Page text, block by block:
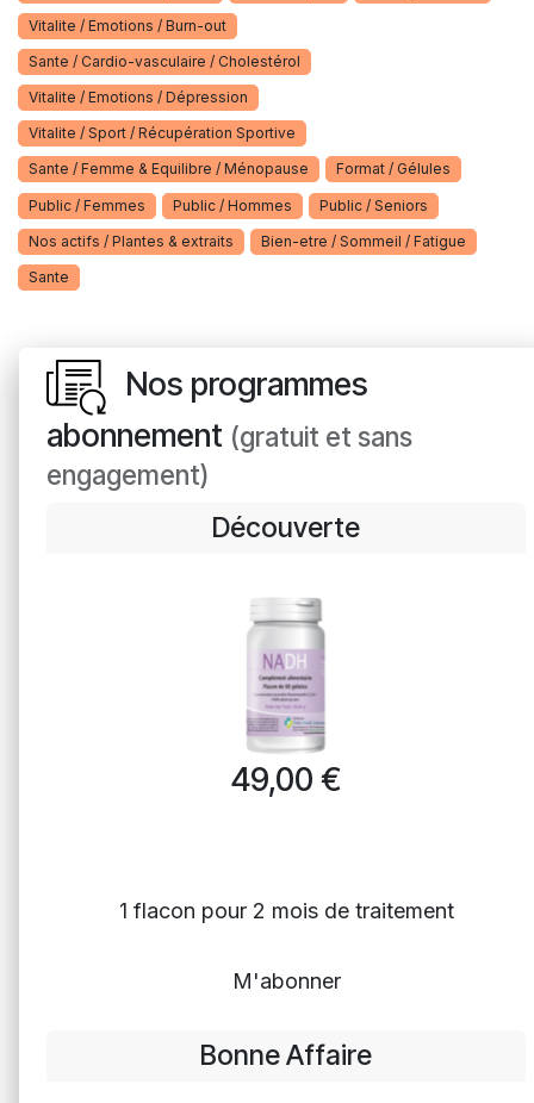
Vitalite / Emotions / Burn-out
Sante / Cardio-vasculaire / Cholestérol
Vitalite / Emotions / Dépression
Vitalite / Sport / Récupération Sportive
Sante / Femme & Equilibre / Ménopause Format / Gélules
Public / Femmes Public / Hommes Public / Seniors
Nos actifs / Plantes & extraits Bien-etre / Sommeil / Fatigue
Sante
Nos programmes
abonnement (gratuit et sans
engagement)
Découverte
49,00 €
1 flacon pour 2 mois de traitement
M'abonner
Bonne Affaire